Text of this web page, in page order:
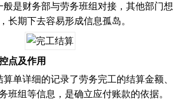
是财务部与劳务班组对接，其他部门想
长期下去容易形成信息孤岛。
及作用
详细的记录了劳务完工的结算金额、
班组等信息，是确立应付账款的依据。